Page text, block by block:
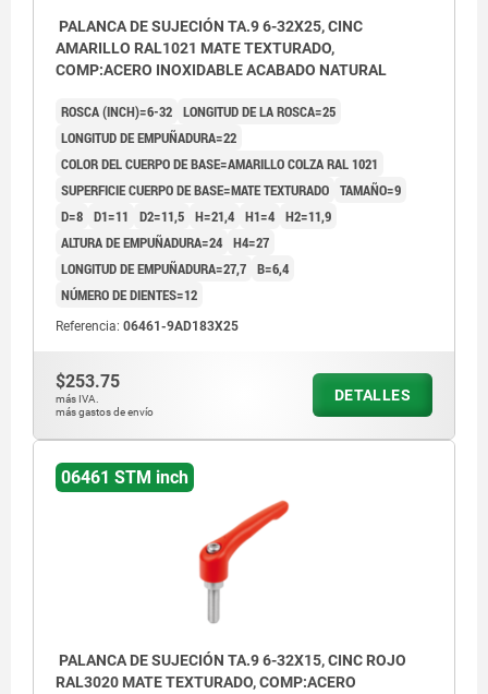
PALANCA DE SUJECIÓN TA.9 6-32X25, CINC
AMARILLO RAL1021 MATE TEXTURADO,
COMP:ACERO INOXIDABLE ACABADO NATURAL
ROSCA (INCH)=6-32 LONGITUD DE LA ROSCA=25
LONGITUD DE EMPUÑADURA=22
COLOR DEL CUERPO DE BASE=AMARILLO COLZA RAL 1021
SUPERFICIE CUERPO DE BASE=MATE TEXTURADO TAMAÑO=9
D=8 D1=11 D2=11,5 H=21,4 H1=4 H2=11,9
ALTURA DE EMPUÑADURA=24 H4=27
LONGITUD DE EMPUÑADURA=27,7 B=6,4
NÚMERO DE DIENTES=12
Referencia: 06461-9AD183X25
$253.75
más IVA.
más gastos de envío
DETALLES
06461 STM inch
PALANCA DE SUJECIÓN TA.9 6-32X15, CINC ROJO
RAL3020 MATE TEXTURADO, COMP:ACERO